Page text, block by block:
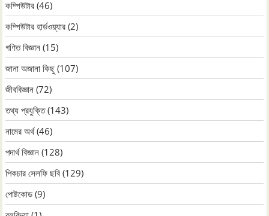
কম্পিউটার (46)
কম্পিউটার হার্ডওয়্যার (2)
গণিত বিজ্ঞান (15)
জানা অজানা কিছু (107)
জীববিজ্ঞান (72)
তথ্য প্রযুক্তি(143)
নামের অর্থ(46)
পদার্থ বিজ্ঞান (128)
পিকচার সেলফি ছবি (129)
পোষ্টকোড (9)